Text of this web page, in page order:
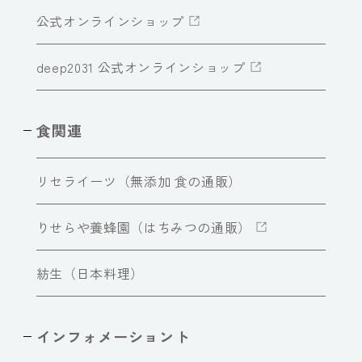
公式オンラインショップ
deep2031 公式オンラインショップ
食関連
リセライーツ（無添加 食の通販）
りせらや養蜂園（はちみつの通販）
紡生（日本料理）
インフォメーショント